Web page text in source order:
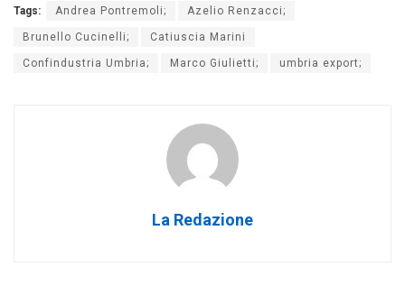
Tags: Andrea Pontremoli; Azelio Renzacci;
Brunello Cucinelli; Catiuscia Marini
Confindustria Umbria; Marco Giulietti; umbria export;
La Redazione